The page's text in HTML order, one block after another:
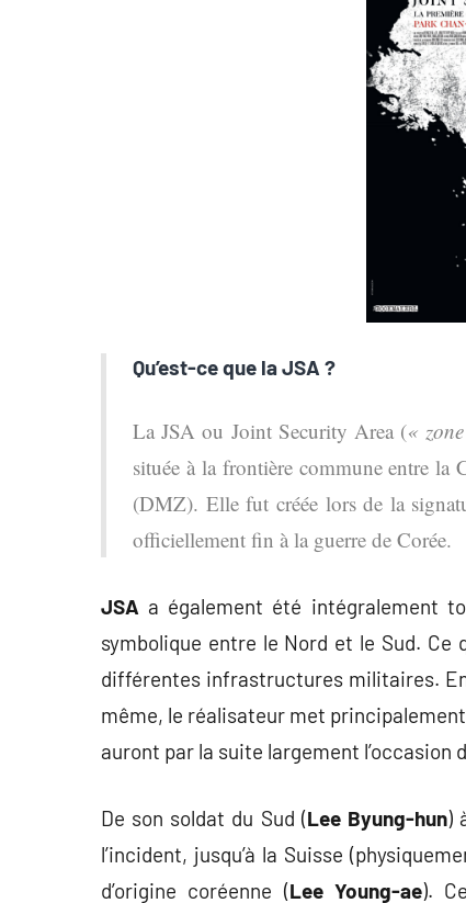
Qu’est-ce que la JSA ?
La JSA ou Joint Security Area («
située à la frontière commune entre la
(DMZ). Elle fut créée lors de la
officiellement fin à la guerre de Corée.
JSA a également été intégralement
symbolique entre le Nord et le Sud.
différentes infrastructures militaires.
même, le réalisateur met
auront par la suite largement
De son soldat du Sud (Lee Byung-hun)
l’incident, jusqu’à la Suisse
d’origine coréenne (Lee Young-ae).